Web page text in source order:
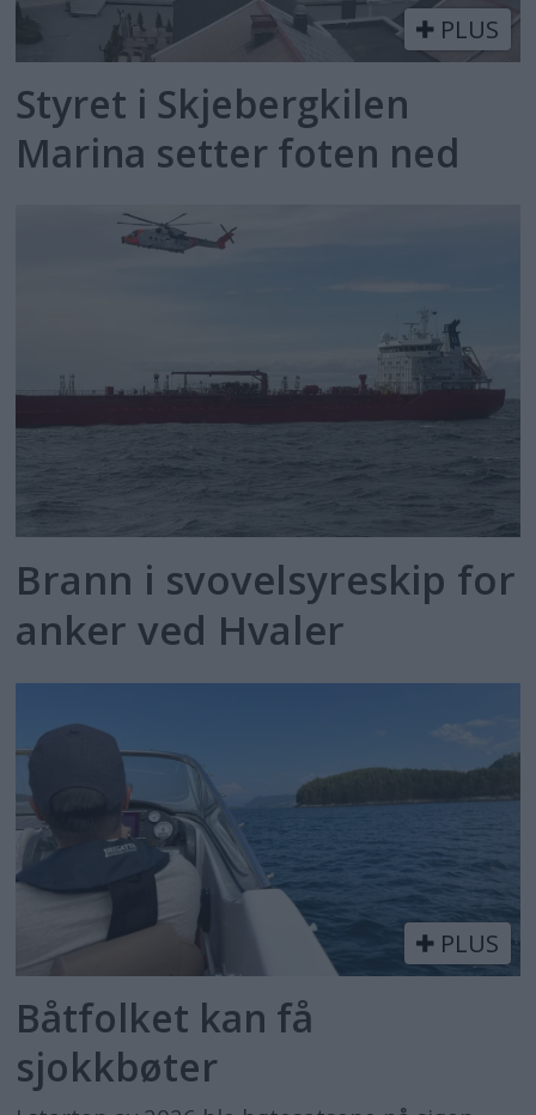
PLUS
Styret i Skjebergkilen
Marina setter foten ned
Brann i svovelsyreskip for
anker ved Hvaler
PLUS
Båtfolket kan få
sjokkbøter